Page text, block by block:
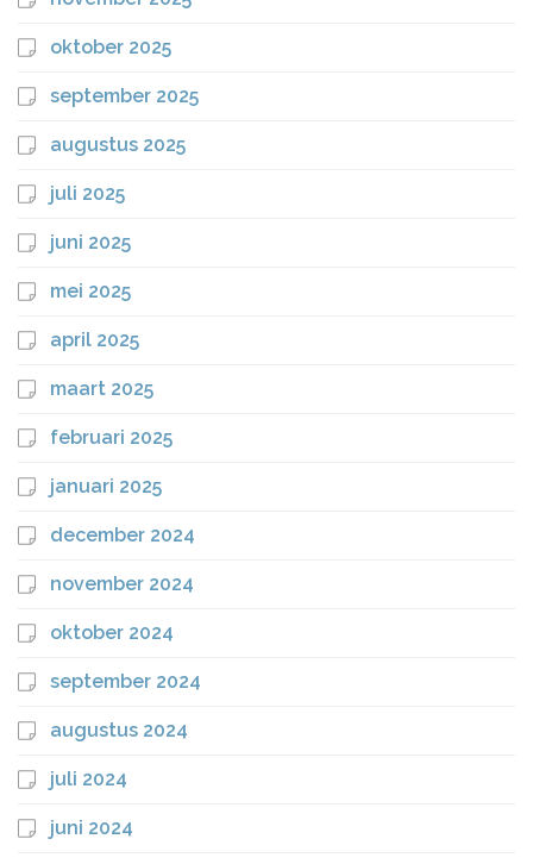
oktober 2025
september 2025
augustus 2025
juli 2025
juni 2025
mei 2025
april 2025
maart 2025
februari 2025
januari 2025
december 2024
november 2024
oktober 2024
september 2024
augustus 2024
juli 2024
juni 2024